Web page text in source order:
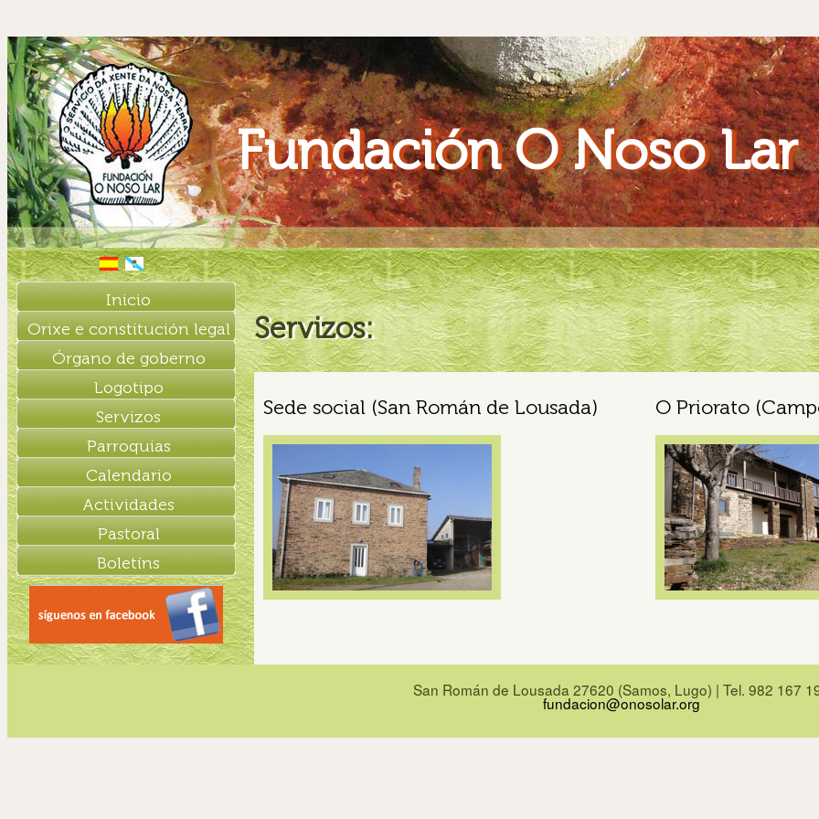
Fundación O Noso Lar
Inicio
Orixe e constitución legal
Órgano de goberno
Logotipo
Servizos
Parroquias
Calendario
Actividades
Pastoral
Boletíns
Servizos:
Sede social (San Román de Lousada) O Priorato
San Román de Lousada 27620 (Samos, Lugo) | Tel. 982 167
fundacion@onosolar.org